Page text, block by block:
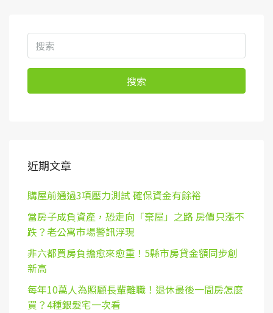
搜索
近期文章
購屋前通過3項壓力測試 確保資金有餘裕
當房子成負資產，恐走向「棄屋」之路 房價只漲不
跌？老公寓市場警訊浮現
非六都買房負擔愈來愈重！5縣市房貸金額同步創
新高
每年10萬人為照顧長輩離職！退休最後一間房怎麼
買？4種銀髮宅一次看